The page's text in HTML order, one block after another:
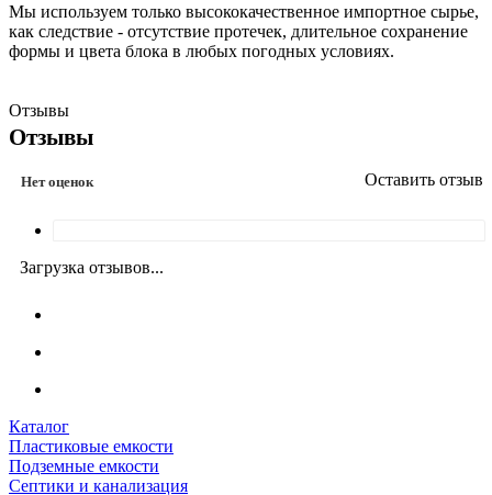
Мы используем только высококачественное импортное сырье,
как следствие - отсутствие протечек, длительное сохранение
формы и цвета блока в любых погодных условиях.
Отзывы
Отзывы
Нет оценок Оставить отзыв
Загрузка отзывов...
Каталог
Пластиковые емкости
Подземные емкости
Септики и канализация